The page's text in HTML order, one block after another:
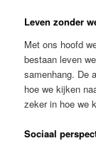
Leven zonder
Met ons hoofd
bestaan leven
samenhang. De
hoe we kijken
zeker in hoe we
Sociaal